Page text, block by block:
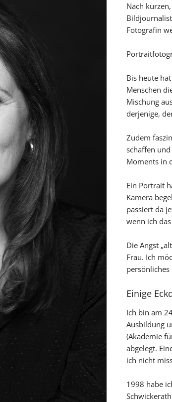
Nach
Fotografin
Bis heute
Menschen
Mischung
derjenige,
Zudem
schaffen
Moments in
Ein Portrait
Kamera
passiert da
wenn ich
Die Angst
Frau. Ich
Einige
Ich bin am
Ausbildung
(Akademie
abgelegt.
ich nicht
1998 habe